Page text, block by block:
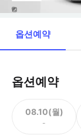
옵션예약
옵션예약
08.10(월)
-